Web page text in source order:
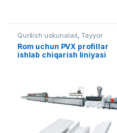
Qurilish uskunalari ,Tayyor
Rom uchun PVX profillar
ishlab chiqarish liniyasi